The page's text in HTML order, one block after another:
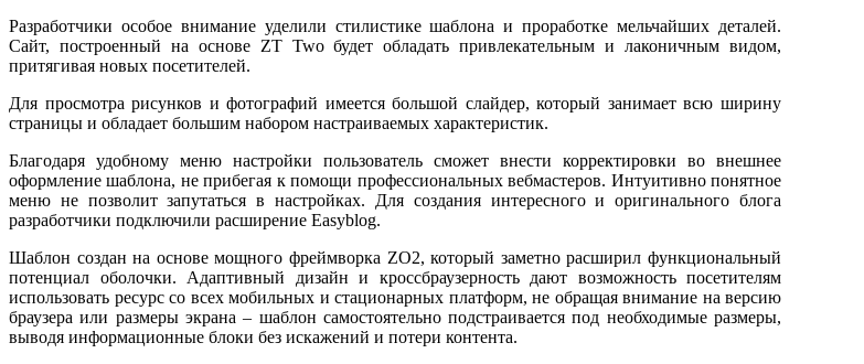
Разработчики особое внимание уделили стилистике шаблона и проработке мельчайших деталей.
Сайт, построенный на основе ZT Two будет обладать привлекательным и лаконичным видом,
притягивая новых посетителей.
Для просмотра рисунков и фотографий имеется большой слайдер, который занимает всю ширину
страницы и обладает большим набором настраиваемых характеристик.
Благодаря удобному меню настройки пользователь сможет внести корректировки во внешнее
оформление шаблона, не прибегая к помощи профессиональных вебмастеров. Интуитивно понятное
меню не позволит запутаться в настройках. Для создания интересного и оригинального блога
разработчики подключили расширение Easyblog.
Шаблон создан на основе мощного фреймворка ZO2, который заметно расширил функциональный
потенциал оболочки. Адаптивный дизайн и кроссбраузерность дают возможность посетителям
использовать ресурс со всех мобильных и стационарных платформ, не обращая внимание на версию
браузера или размеры экрана – шаблон самостоятельно подстраивается под необходимые размеры,
выводя информационные блоки без искажений и потери контента.